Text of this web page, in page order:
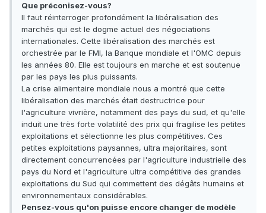
Que préconisez-vous?
Il faut réinterroger profondément la libéralisation des
marchés qui est le dogme actuel des négociations
internationales. Cette libéralisation des marchés est
orchestrée par le FMI, la Banque mondiale et l'OMC depuis
les années 80. Elle est toujours en marche et est soutenue
par les pays les plus puissants.
La crise alimentaire mondiale nous a montré que cette
libéralisation des marchés était destructrice pour
l'agriculture vivrière, notamment des pays du sud, et qu'elle
induit une très forte volatilité des prix qui fragilise les petites
exploitations et sélectionne les plus compétitives. Ces
petites exploitations paysannes, ultra majoritaires, sont
directement concurrencées par l'agriculture industrielle des
pays du Nord et l'agriculture ultra compétitive des grandes
exploitations du Sud qui commettent des dégâts humains et
environnementaux considérables.
Pensez-vous qu'on puisse encore changer de modèle